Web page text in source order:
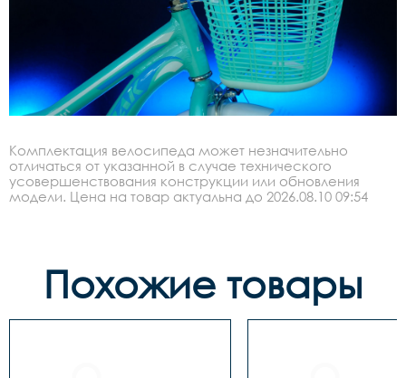
Комплектация велосипеда может незначительно
отличаться от указанной в случае технического
усовершенствования конструкции или обновления
модели. Цена на товар актуальна до 2026.08.10 09:54
Похожие товары